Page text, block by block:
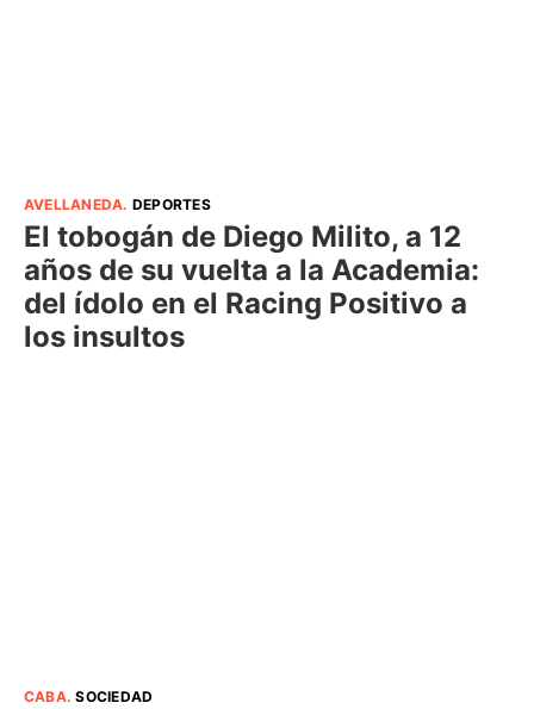
AVELLANEDA. DEPORTES
El tobogán de Diego Milito, a 12
años de su vuelta a la Academia:
del ídolo en el Racing Positivo a
los insultos
CABA.SOCIEDAD